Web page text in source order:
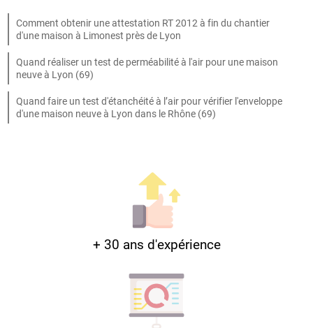
Comment obtenir une attestation RT 2012 à fin du chantier
d'une maison à Limonest près de Lyon
Quand réaliser un test de perméabilité à l'air pour une maison
neuve à Lyon (69)
Quand faire un test d'étanchéité à l’air pour vérifier l'enveloppe
d'une maison neuve à Lyon dans le Rhône (69)
+ 30 ans d'expérience